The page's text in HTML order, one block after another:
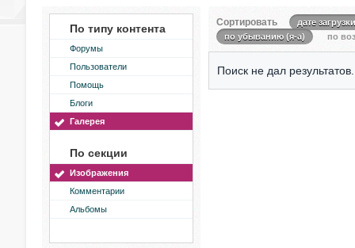
По типу контента
Форумы
Пользователи
Помощь
Блоги
Галерея
По секции
Изображения
Комментарии
Альбомы
Сортировать
дате загрузки
по убыванию (я-а)
по
Поиск не дал результатов.